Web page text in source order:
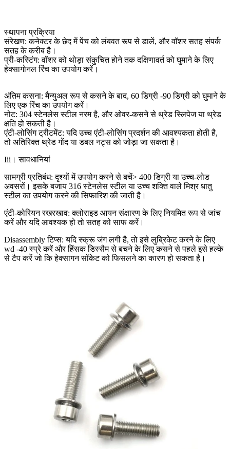
स्थापना प्रक्रिया
संरेखण: कनेक्टर के छेद में पेंच को लंबवत रूप से डालें, और वॉशर सतह संपर्क
सतह के करीब है।
प्री-कस्टिंग: वॉशर को थोड़ा संकुचित होने तक दक्षिणावर्त को घुमाने के लिए
हेक्सागोनल रिंच का उपयोग करें।
अंतिम कसना: मैन्युअल रूप से कसने के बाद, 60 डिग्री -90 डिग्री को घुमाने के
लिए एक रिंच का उपयोग करें।
नोट: 304 स्टेनलेस स्टील नरम है, और ओवर-कसने से थ्रेड स्लिपेज या थ्रेड
क्षति हो सकती है।
एंटी-लोसिंग ट्रीटमेंट: यदि उच्च एंटी-लोसिंग प्रदर्शन की आवश्यकता होती है,
तो अतिरिक्त थ्रेड गोंद या डबल नट्स को जोड़ा जा सकता है।
Iii। सावधानियां
सामग्री प्रतिबंध: दृश्यों में उपयोग करने से बचें> 400 डिग्री या उच्च-लोड
अवसरों। इसके बजाय 316 स्टेनलेस स्टील या उच्च शक्ति वाले मिश्र धातु
स्टील का उपयोग करने की सिफारिश की जाती है।
एंटी-कोरियन रखरखाव: क्लोराइड आयन संक्षारण के लिए नियमित रूप से जांच
करें और यदि आवश्यक हो तो सतह को साफ करें।
Disassembly टिप्स: यदि स्क्रू जंग लगी है, तो इसे लुब्रिकेट करने के लिए
wd -40 स्प्रे करें और हिंसक डिस्सैम से बचने के लिए कसने से पहले इसे हल्के
से टैप करें जो कि हेक्सागन सॉकेट को फिसलने का कारण हो सकता है।